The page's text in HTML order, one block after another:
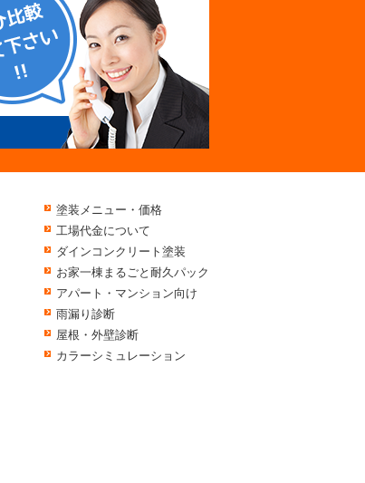
塗装メニュー・価格
工場代金について
ダインコンクリート塗装
お家一棟まるごと耐久パック
アパート・マンション向け
雨漏り診断
屋根・外壁診断
カラーシミュレーション